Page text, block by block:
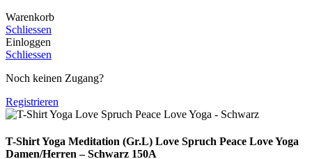
Warenkorb
Schliessen
Einloggen
Schliessen
Noch keinen Zugang?
Registrieren
T-Shirt Yoga Meditation (Gr.L) Love Spruch Peace Love Yoga
Damen/Herren – Schwarz 150A